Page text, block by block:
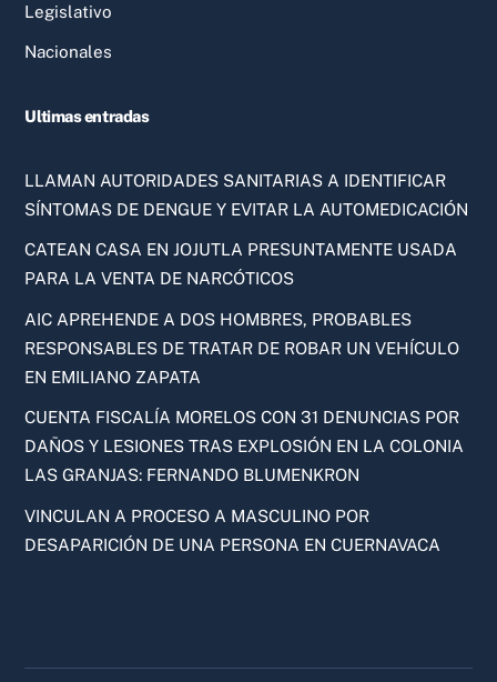
Legislativo
Nacionales
Ultimas entradas
LLAMAN AUTORIDADES SANITARIAS A IDENTIFICAR
SÍNTOMAS DE DENGUE Y EVITAR LA AUTOMEDICACIÓN
CATEAN CASA EN JOJUTLA PRESUNTAMENTE USADA
PARA LA VENTA DE NARCÓTICOS
AIC APREHENDE A DOS HOMBRES, PROBABLES
RESPONSABLES DE TRATAR DE ROBAR UN VEHÍCULO
EN EMILIANO ZAPATA
CUENTA FISCALÍA MORELOS CON 31 DENUNCIAS POR
DAÑOS Y LESIONES TRAS EXPLOSIÓN EN LA COLONIA
LAS GRANJAS: FERNANDO BLUMENKRON
VINCULAN A PROCESO A MASCULINO POR
DESAPARICIÓN DE UNA PERSONA EN CUERNAVACA